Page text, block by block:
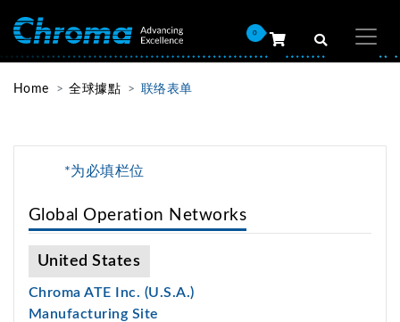
0
Home 全球據點 联络表单
*为必填栏位
Global Operation Networks
United States
Chroma ATE Inc. (U.S.A.)
Manufacturing Site